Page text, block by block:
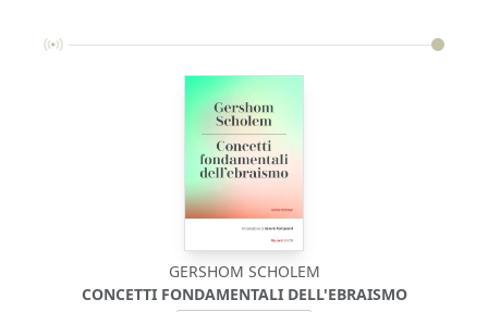
GERSHOM SCHOLEM
CONCETTI FONDAMENTALI DELL'EBRAISMO